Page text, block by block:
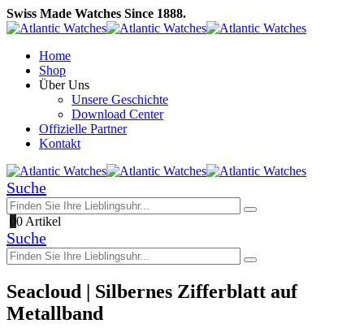
Swiss Made Watches Since 1888.
Home
Shop
Über Uns
Unsere Geschichte
Download Center
Offizielle Partner
Kontakt
Suche
00 Artikel
Suche
Seacloud | Silbernes Zifferblatt auf
Metallband